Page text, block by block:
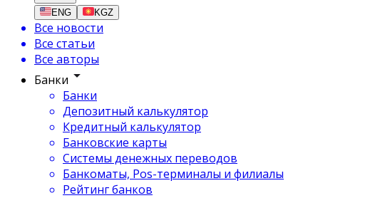
ENG KGZ
Все новости
Все статьи
Все авторы
Банки
Банки
Депозитный калькулятор
Кредитный калькулятор
Банковские карты
Системы денежных переводов
Банкоматы, Pos-терминалы и филиалы
Рейтинг банков